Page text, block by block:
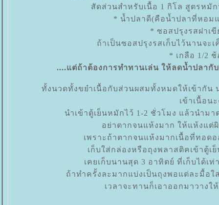
สัดส่วนสำหรับเนื้อ 1 กิโล สูตรหมั
* น้ำปลาดี(คือน้ำปลาที่หอม
* ซอสปรุงรสฝาเ
ถ้าเป็นซอสปรุงรสเก็บไว้นานจ
* เกลือ 1/2
....แต่ถ้าต้องการทำทานเล่น ให้ลดน้ำปลา
ทั้งนวดทั้งขยำเนื้อกับส่วนผสมทั้งหมดให้เข้ากั
เข้าเนื้อน
นำเข้าตู้เย็นหมักไว้ 1-2 ชั่วโมง แล้วนำม
อย่าตากจนแห้งมาก ให้แห้งแต่
เพราะถ้าตากจนแห้งมากเนื้อที่ทอด
เก็บใส่กล่องหรือถุงพลาสติคเข้าตู้เ
เคยเก็บนานสุด 3 อาทิตย์ ที่เก็บได้เ
ถ้าทำครั้งละมากแบ่งเป็นถุงพอแต่ละมื้อ
เวลาจะทานก็เอาออกมาวาง